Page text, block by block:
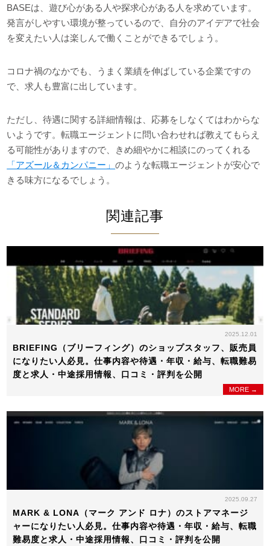
BASEは、遊び心がある人や探求心がある人を求めています。
発言がしやすい環境が整っているので、自分のアイデアで社会
を変えたい人は楽しんで働くことができるでしょう。
コロナ禍のなかでも、うまく業績を伸ばしている企業ですの
で、求人も豊富に出しています。
ただし、待遇に関する詳細情報は、応募をしなくてはわからな
いようです。転職エージェントに問い合わせれば教えてもらえ
る可能性がありますので、きめ細やかに相談にのってくれる
「アズール＆カンパニー」のような転職エージェントが安心で
きる味方になるでしょう。
関連記事
2025.12.01
BRIEFING（ブリーフィング）のショップスタッフ、販売員
になりたい人必見。仕事内容や待遇・年収・給与、転職難易
度と求人・中途採用情報、口コミ・評判を公開
MORE →
2025.09.27
MARK & LONA（マーク アンド ロナ）のストアマネージ
ャーになりたい人必見。仕事内容や待遇・年収・給与、転職
難易度と求人・中途採用情報、口コミ・評判を公開